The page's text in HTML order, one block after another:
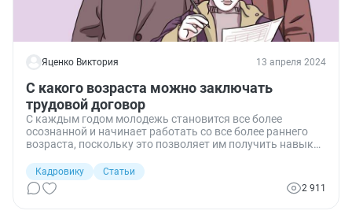
Яценко Виктория 13 апреля 2024
С какого возраста можно заключать
трудовой договор
С каждым годом молодежь становится все более
осознанной и начинает работать со все более раннего
возраста, поскольку это позволяет им получить навыки
иной сфере, способствует реализации потенциала и
позволяет заработать первые деньги. Рассказываю, с
какого возраста это можно сделать официально, а
Кадровику
Статьи
2 911